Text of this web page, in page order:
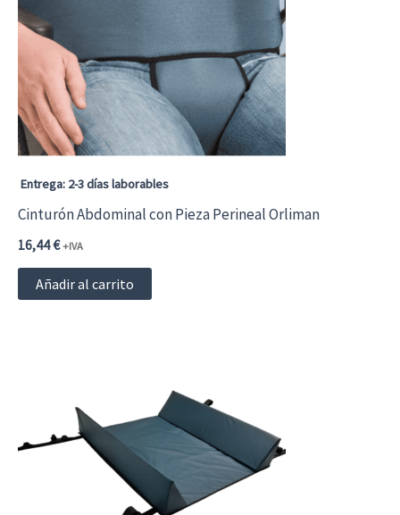
Entrega: 2-3 días laborables
Cinturón Abdominal con Pieza Perineal Orliman
16,44€ +IVA
Añadir al carrito